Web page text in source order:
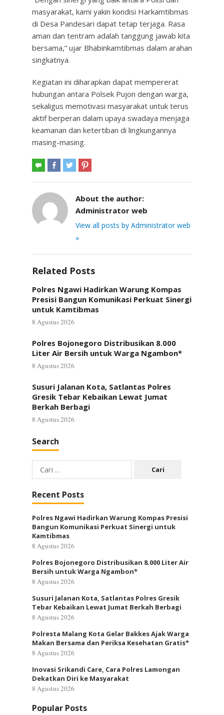
masyarakat, kami yakin kondisi Harkamtibmas
di Desa Pandesari dapat tetap terjaga. Rasa
aman dan tentram adalah tanggung jawab kita
bersama,” ujar Bhabinkamtibmas dalam arahan
singkatnya.
Kegiatan ini diharapkan dapat mempererat
hubungan antara Polsek Pujon dengan warga,
sekaligus memotivasi masyarakat untuk terus
aktif berperan dalam upaya swadaya menjaga
keamanan dan ketertiban di lingkungannya
masing-masing.
About the author:
Administrator web
View all posts by Administrator web
»
Related Posts
Polres Ngawi Hadirkan Warung Kompas
Presisi Bangun Komunikasi Perkuat Sinergi
untuk Kamtibmas
8 Agustus 2026
Polres Bojonegoro Distribusikan 8.000
Liter Air Bersih untuk Warga Ngambon*
8 Agustus 2026
Susuri Jalanan Kota, Satlantas Polres
Gresik Tebar Kebaikan Lewat Jumat
Berkah Berbagi
8 Agustus 2026
Search
Cari
untuk:
Recent Posts
Polres Ngawi Hadirkan Warung Kompas Presisi
Bangun Komunikasi Perkuat Sinergi untuk
Kamtibmas
8 Agustus 2026
Polres Bojonegoro Distribusikan 8.000 Liter Air
Bersih untuk Warga Ngambon*
8 Agustus 2026
Susuri Jalanan Kota, Satlantas Polres Gresik
Tebar Kebaikan Lewat Jumat Berkah Berbagi
8 Agustus 2026
Polresta Malang Kota Gelar Bakkes Ajak Warga
Makan Bersama dan Periksa Kesehatan Gratis*
8 Agustus 2026
Inovasi Srikandi Care, Cara Polres Lamongan
Dekatkan Diri ke Masyarakat
8 Agustus 2026
Popular Posts